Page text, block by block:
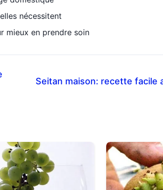
nécessitent
mieux en prendre soin
Seitan maison: recette facile